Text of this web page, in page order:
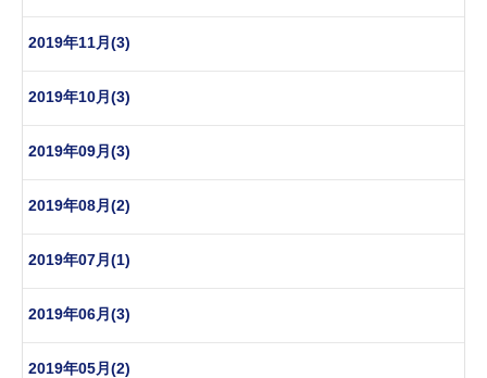
2019年11月(3)
2019年10月(3)
2019年09月(3)
2019年08月(2)
2019年07月(1)
2019年06月(3)
2019年05月(2)